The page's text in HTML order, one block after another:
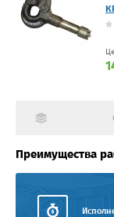
Преимущества